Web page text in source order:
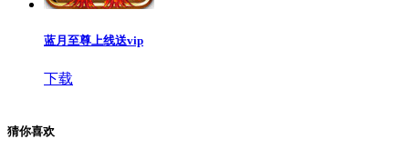
蓝月至尊上线送vip
下载
猜你喜欢